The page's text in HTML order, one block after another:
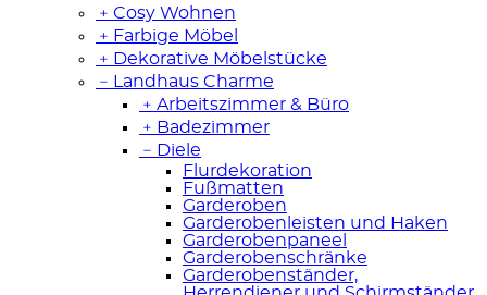
﹢ Cosy Wohnen
﹢ Farbige Möbel
﹢ Dekorative Möbelstücke
﹣
Landhaus Charme
﹢ Arbeitszimmer & Büro
﹢ Badezimmer
﹣ Diele
Flurdekoration
Fußmatten
Garderoben
Garderobenleisten und Haken
Garderobenpaneel
Garderobenschränke
Garderobenständer,